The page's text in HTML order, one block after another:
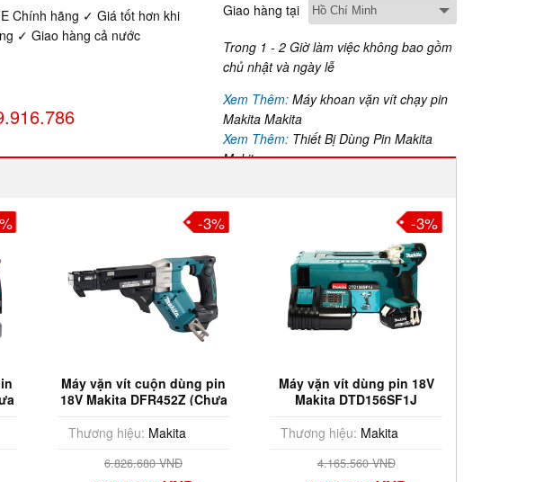
Chính hãng ✓ Giá tốt hơn khi
✓ Giao hàng cả nước
Giao hàng tại
Trong 1 - 2 Giờ làm việc không bao gồm
chủ nhật và ngày lễ
Xem Thêm: Máy khoan vặn vít chạy pin
Makita Makita
Xem Thêm: Thiết Bị Dùng Pin Makita
Makita
dùng pin
(Chưa
VNĐ
Máy vặn vít dùng pin 18V
Makita DTD156SF1J
Thương hiệu:
4.165.560 VNĐ
Máy cưa xích dùng pin 40V
Max Makita UC004GZ (Chưa
Thương hiệu:
7.007.000 VNĐ